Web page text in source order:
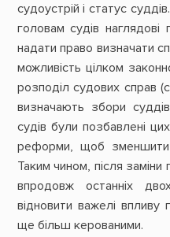
судоустрій і статус
головам судів
надати право визначати
можливість цілком
розподіл судових справ
визначають збори
судів були позбавлені
реформи, щоб зменшити
Таким чином, після заміни
впродовж останніх
відновити важелі впливу
ще більш керованими.